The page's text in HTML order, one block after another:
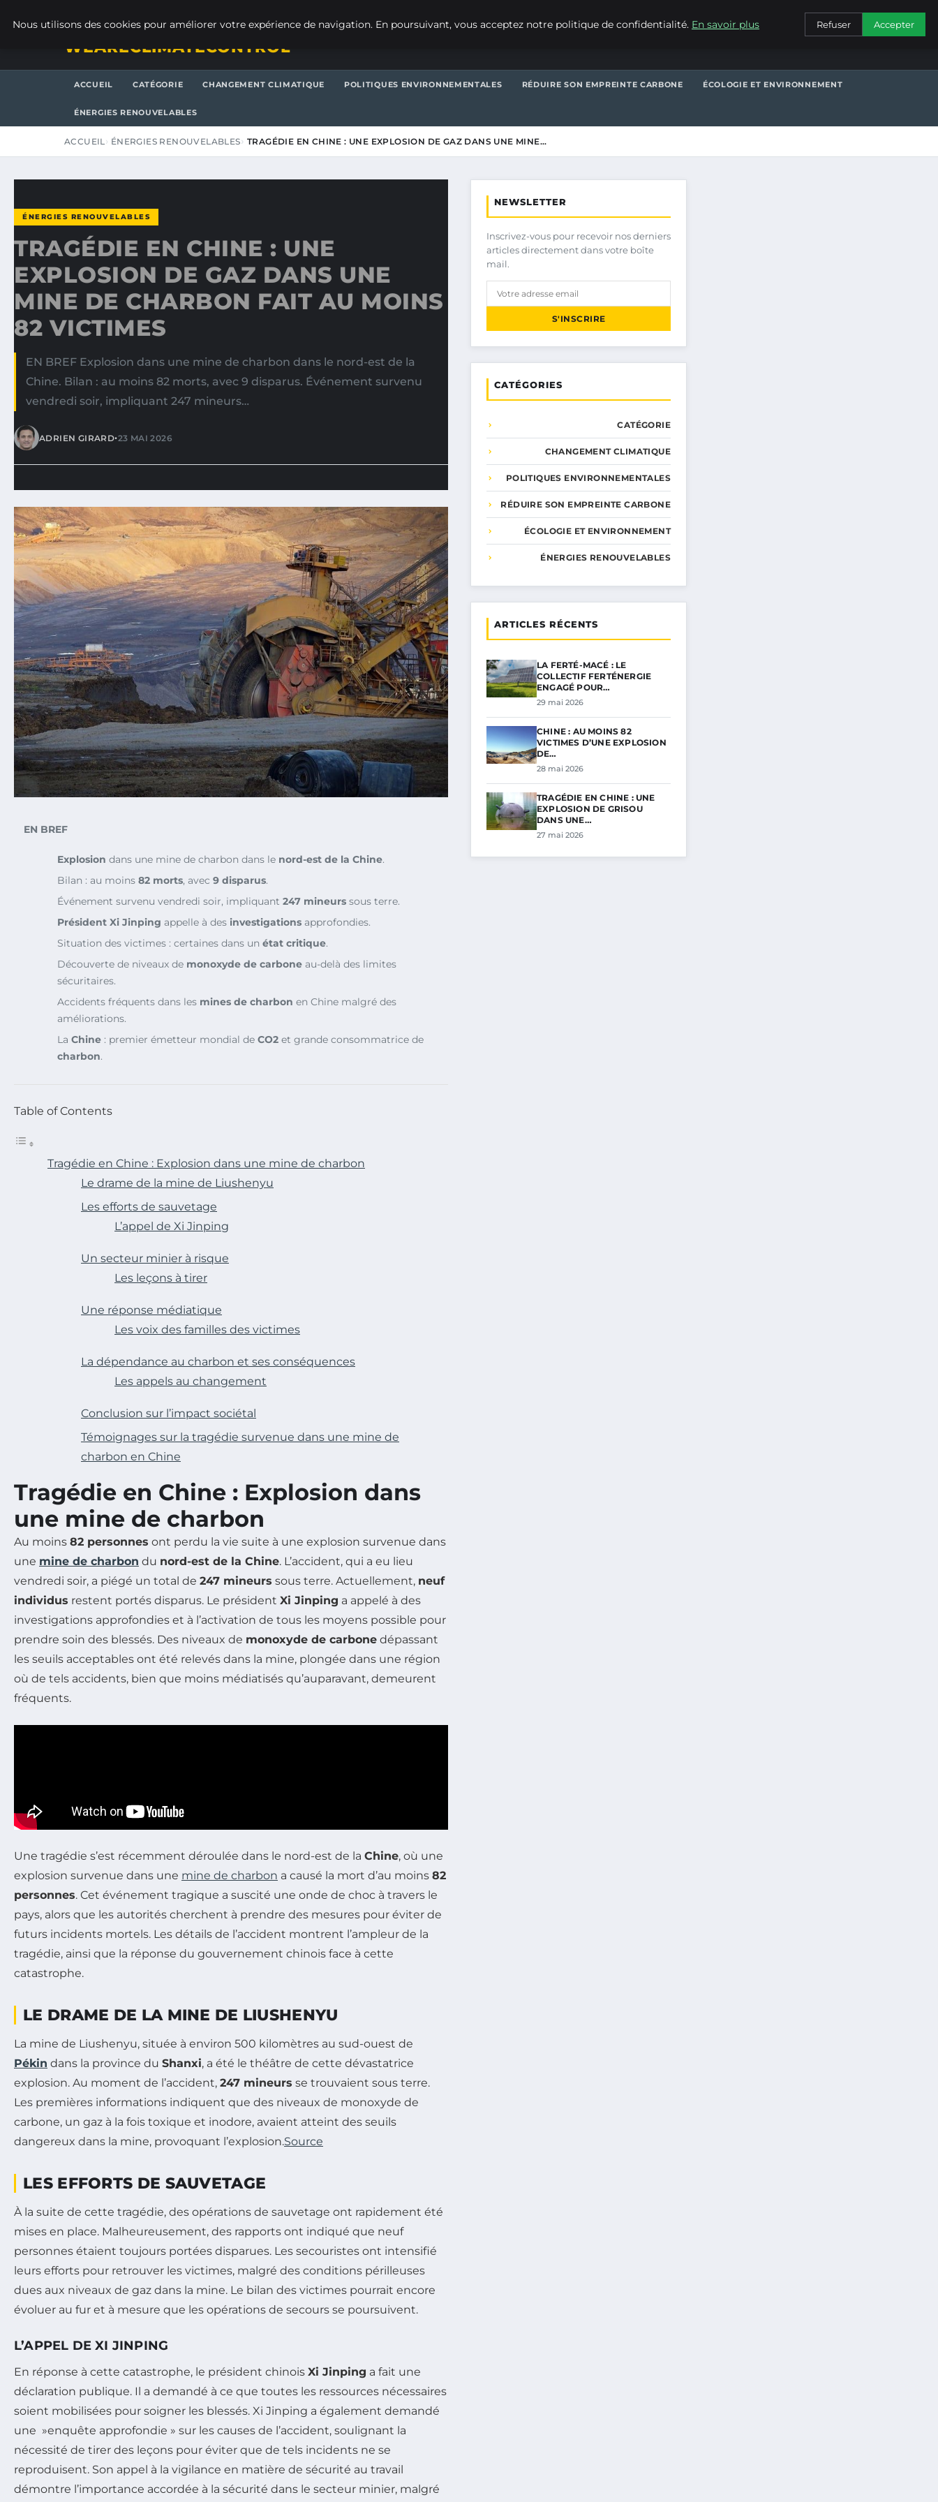
CONTACT
WEARECLIMATECONTROL
ACCUEIL CATÉGORIE CHANGEMENT CLIMATIQUE POLITIQUES ENVIRONNEMENTALES RÉDUIRE SON EMPREINTE CARBONE ÉCOLOGIE ET ENVIRONNEMENT
ÉNERGIES RENOUVELABLES
ACCUEIL ÉNERGIES RENOUVELABLES TRAGÉDIE EN CHINE : UNE EXPLOSION DE GAZ DANS UNE MINE…
ÉNERGIES RENOUVELABLES
TRAGÉDIE EN CHINE : UNE
EXPLOSION DE GAZ DANS UNE
MINE DE CHARBON FAIT AU MOINS
82 VICTIMES
EN BREF Explosion dans une mine de charbon dans le nord-est de la
Chine. Bilan : au moins 82 morts, avec 9 disparus. Événement survenu
vendredi soir, impliquant 247 mineurs…
ADRIEN GIRARD•23 MAI 2026
EN BREF
Explosion dans une mine de charbon dans le nord-est de la Chine.
Bilan : au moins 82 morts, avec 9 disparus.
Événement survenu vendredi soir, impliquant 247 mineurs sous terre.
Président Xi Jinping appelle à des investigations approfondies.
Situation des victimes : certaines dans un état critique.
Découverte de niveaux de monoxyde de carbone au-delà des limites
sécuritaires.
Accidents fréquents dans les mines de charbon en Chine malgré des
améliorations.
La Chine : premier émetteur mondial de CO2 et grande consommatrice de
charbon.
Table of Contents
Tragédie en Chine : Explosion dans une mine de charbon
Le drame de la mine de Liushenyu
Les efforts de sauvetage
L’appel de Xi Jinping
Un secteur minier à risque
Les leçons à tirer
Une réponse médiatique
Les voix des familles des victimes
La dépendance au charbon et ses conséquences
Les appels au changement
Conclusion sur l’impact sociétal
Témoignages sur la tragédie survenue dans une mine de
charbon en Chine
Tragédie en Chine : Explosion dans
une mine de charbon
Au moins 82 personnes ont perdu la vie suite à une explosion survenue dans
une mine de charbon du nord-est de la Chine. L’accident, qui a eu lieu
vendredi soir, a piégé un total de 247 mineurs sous terre. Actuellement, neuf
individus restent portés disparus. Le président Xi Jinping a appelé à des
investigations approfondies et à l’activation de tous les moyens possible pour
prendre soin des blessés. Des niveaux de monoxyde de carbone dépassant
les seuils acceptables ont été relevés dans la mine, plongée dans une région
où de tels accidents, bien que moins médiatisés qu’auparavant, demeurent
fréquents.
Une tragédie s’est récemment déroulée dans le nord-est de la Chine, où une
explosion survenue dans une mine de charbon a causé la mort d’au moins 82
personnes. Cet événement tragique a suscité une onde de choc à travers le
pays, alors que les autorités cherchent à prendre des mesures pour éviter de
futurs incidents mortels. Les détails de l’accident montrent l’ampleur de la
tragédie, ainsi que la réponse du gouvernement chinois face à cette
catastrophe.
LE DRAME DE LA MINE DE LIUSHENYU
La mine de Liushenyu, située à environ 500 kilomètres au sud-ouest de
Pékin dans la province du Shanxi, a été le théâtre de cette dévastatrice
explosion. Au moment de l’accident, 247 mineurs se trouvaient sous terre.
Les premières informations indiquent que des niveaux de monoxyde de
carbone, un gaz à la fois toxique et inodore, avaient atteint des seuils
dangereux dans la mine, provoquant l’explosion.Source
LES EFFORTS DE SAUVETAGE
À la suite de cette tragédie, des opérations de sauvetage ont rapidement été
mises en place. Malheureusement, des rapports ont indiqué que neuf
personnes étaient toujours portées disparues. Les secouristes ont intensifié
leurs efforts pour retrouver les victimes, malgré des conditions périlleuses
dues aux niveaux de gaz dans la mine. Le bilan des victimes pourrait encore
évoluer au fur et à mesure que les opérations de secours se poursuivent.
L’APPEL DE XI JINPING
En réponse à cette catastrophe, le président chinois Xi Jinping a fait une
déclaration publique. Il a demandé à ce que toutes les ressources nécessaires
soient mobilisées pour soigner les blessés. Xi Jinping a également demandé
une »enquête approfondie » sur les causes de l’accident, soulignant la
nécessité de tirer des leçons pour éviter que de tels incidents ne se
reproduisent. Son appel à la vigilance en matière de sécurité au travail
démontre l’importance accordée à la sécurité dans le secteur minier, malgré
NEWSLETTER
Inscrivez-vous pour recevoir nos derniers
articles directement dans votre boîte
mail.
S'INSCRIRE
CATÉGORIES
CATÉGORIE
CHANGEMENT CLIMATIQUE
POLITIQUES ENVIRONNEMENTALES
RÉDUIRE SON EMPREINTE CARBONE
ÉCOLOGIE ET ENVIRONNEMENT
ÉNERGIES RENOUVELABLES
ARTICLES RÉCENTS
LA FERTÉ-MACÉ : LE
COLLECTIF FERTÉNERGIE
ENGAGÉ POUR…
29 mai 2026
CHINE : AU MOINS 82
VICTIMES D’UNE EXPLOSION
DE…
28 mai 2026
TRAGÉDIE EN CHINE : UNE
EXPLOSION DE GRISOU
DANS UNE…
27 mai 2026
Nous utilisons des cookies pour améliorer votre expérience de navigation. En poursuivant, vous acceptez notre politique de confidentialité. En savoir plus Refuser Accepter